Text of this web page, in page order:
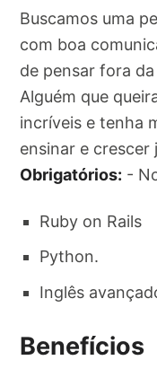
Buscamos uma
com boa
de pensar fora
Alguém que
incríveis e tenha
ensinar e crescer
Obrigatórios: -
Ruby on Rails
Python.
Inglês
Benefícios